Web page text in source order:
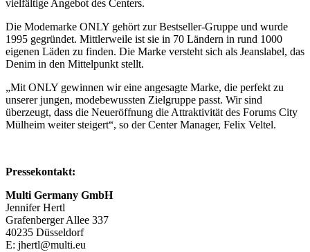
vielfältige Angebot des Centers.
Die Modemarke ONLY gehört zur Bestseller-Gruppe und wurde
1995 gegründet. Mittlerweile ist sie in 70 Ländern in rund 1000
eigenen Läden zu finden. Die Marke versteht sich als Jeanslabel, das
Denim in den Mittelpunkt stellt.
„Mit ONLY gewinnen wir eine angesagte Marke, die perfekt zu
unserer jungen, modebewussten Zielgruppe passt. Wir sind
überzeugt, dass die Neueröffnung die Attraktivität des Forums City
Mülheim weiter steigert“, so der Center Manager, Felix Veltel.
Pressekontakt:
Multi Germany GmbH
Jennifer Hertl
Grafenberger Allee 337
40235 Düsseldorf
E: jhertl@multi.eu